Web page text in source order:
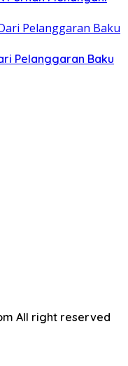
Pelanggaran Baku
All right reserved